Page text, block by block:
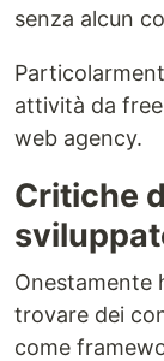
senza alcun
attività da
web agency.
Critiche
Onestamente
trovare dei
come